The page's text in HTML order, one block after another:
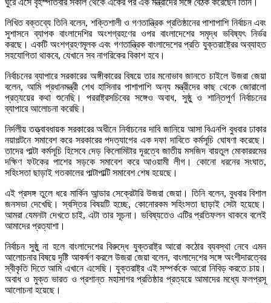
ঘুরে এসে বৃহস্পতিবার সকাল থেকে একের পর এক মন্ত্রীদের সঙ্গে বৈঠক করেছেন তিনি।
লিখিত বক্তব্যে তিনি বলেন, শক্তিশালী ও গণতান্ত্রিক প্রতিষ্ঠানের পাশাপাশি নির্বাচন এবং
সুশাসনে ব্যাপক বাংলাদেশির অংশগ্রহণের ওপর বাংলাদেশের সমৃদ্ধ ভবিষ্যৎ নির্ভর
করছে। একটি অংশগ্রহণমূলক এবং গণতান্ত্রিক বাংলাদেশের প্রতি যুক্তরাষ্ট্রের অব্যাহত
সহযোগিতা থাকবে, যেখানে সব নাগরিকের বিকাশ হবে।
নির্বাচনের ব্যাপারে সরকারের অঙ্গীকারের বিষয়ে তার মনোভাব জানতে চাইলে উজরা জেয়া
বলেন, আমি প্রধানমন্ত্রী শেখ হাসিনার পাশাপাশি অন্য মন্ত্রীদের কাছ থেকে জোরালো
প্রত্যয়ের কথা শুনেছি। পররাষ্ট্রসচিবের সঙ্গেও অবাধ, সুষ্ঠু ও শান্তিপূর্ণ নির্বাচনের
ব্যাপারে আলোচনা করেছি।
নির্দলীয় তত্ত্বাবধায়ক সরকারের অধীনে নির্বাচনের দাবি জানিয়ে আসা বিএনপি বুধবার ঢাকার
নয়াপল্টনে সমাবেশ করে সরকারের পদত্যাগের এক দফা দাবিতে কর্মসূচি ঘোষণা করেছে।
তাদের পাল্টা কর্মসূচি হিসেবে দেড় কিলোমিটার দূরত্বে জাতীয় মসজিদ বায়তুল মোকাররমের
দক্ষিণ ফটকের পাশের সড়কে সমাবেশ করে আওয়ামী লীগ। কোনো ধরনের সংঘাত,
সহিংসতা ছাড়াই গতকালের পাল্টাপাল্টি সমাবেশ শেষ হয়েছে।
এই প্রসঙ্গ তুলে ধরে মার্কিন আন্ডার সেক্রেটারি উজরা জেয়া। তিনি বলেন, বুধবার বিশাল
জনসভা দেখেছি। স্বস্তির বিষয়টি হচ্ছে, কোনোরকম সহিংসতা ছাড়াই সেটা হয়েছে।
আমরা যেমনটা দেখতে চাই, এটা তার সূচনা। ভবিষ্যতেও এটির প্রতিফলন থাকবে বলেই
আমাদের প্রত্যাশা।
নির্বাচন সুষ্ঠু না হলে বাংলাদেশের বিরুদ্ধে যুক্তরাষ্ট্র আরো কঠোর ব্যবস্থা নেবে এমন
আলোচনার বিষয়ে দৃষ্টি আকর্ষণ করলে উজরা জেয়া বলেন, বাংলাদেশের সঙ্গে অংশীদারত্বের
স্বীকৃতি দিতে আমি এখানে এসেছি। যুক্তরাষ্ট্র এই সম্পর্ককে আরো নিবিড় করতে চায়।
অবাধ ও মুক্ত ভারত ও প্রশান্ত মহাসাগর প্রতিষ্ঠার প্রত্যয়ে আমাদের মধ্যে ফলপ্রসূ
আলোচনা হয়েছে।